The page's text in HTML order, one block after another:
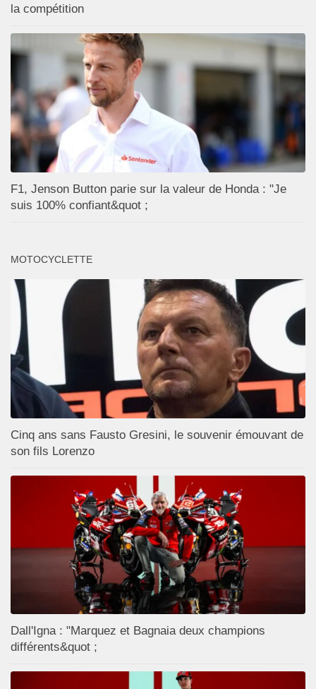
la compétition
F1, Jenson Button parie sur la valeur de Honda : "Je
suis 100% confiant&quot ;
MOTOCYCLETTE
Cinq ans sans Fausto Gresini, le souvenir émouvant de
son fils Lorenzo
Dall'Igna : "Marquez et Bagnaia deux champions
différents&quot ;